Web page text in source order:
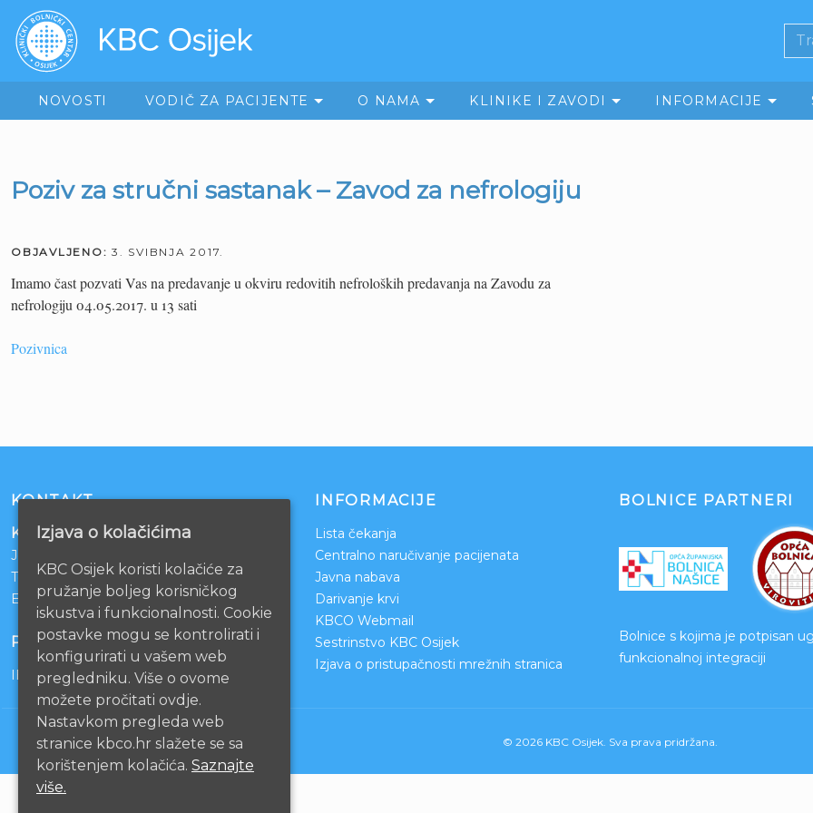
NOVOSTI VODIČ ZA PACIJENTE O NAMA KLINIKE I ZAVODI INFORMACIJE
Poziv za stručni sastanak – Zavod za nefrologiju
OBJAVLJENO: 3. SVIBNJA 2017.
Imamo čast pozvati Vas na predavanje u okviru redovitih nefroloških predavanja na Zavodu za
nefrologiju 04.05.2017. u 13 sati
Pozivnica
KONTAKT
Klinički bolnički centar Osijek
Josipa Huttlera 4
Tel:
031/511-511
Email: ravnateljstvo@kbco.hr
POSLOVNI RAČUNI
IBAN: HR1210010051863000160
INFORMACIJE
Lista čekanja
Centralno naručivanje pacijenata
Javna nabava
Darivanje krvi
KBCO Webmail
Sestrinstvo KBC Osijek
Izjava o pristupačnosti mrežnih stranica
BOLNICE PARTNERI
Bolnice s kojima je potpisan
funkcionalnoj integraciji
© 2026 KBC Osijek. Sva prava pridržana.
Izjava o kolačićima
KBC Osijek koristi kolačiće za
pružanje boljeg korisničkog
iskustva i funkcionalnosti. Cookie
postavke mogu se kontrolirati i
konfigurirati u vašem web
pregledniku. Više o ovome
možete pročitati ovdje.
Nastavkom pregleda web
stranice kbco.hr slažete se sa
korištenjem kolačića. Saznajte
više.